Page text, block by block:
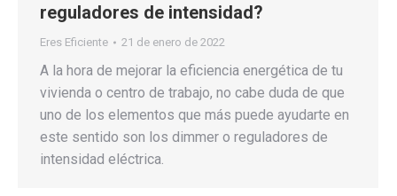
reguladores de intensidad?
Eres Eficiente 21 de enero de 2022
A la hora de mejorar la eficiencia energética de tu
vivienda o centro de trabajo, no cabe duda de que
uno de los elementos que más puede ayudarte en
este sentido son los dimmer o reguladores de
intensidad eléctrica.